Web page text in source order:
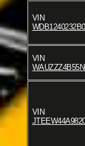
VIN
VIN
VIN